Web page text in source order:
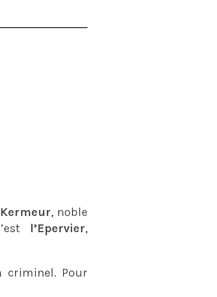
, noble
l’Epervier,
criminel. Pour